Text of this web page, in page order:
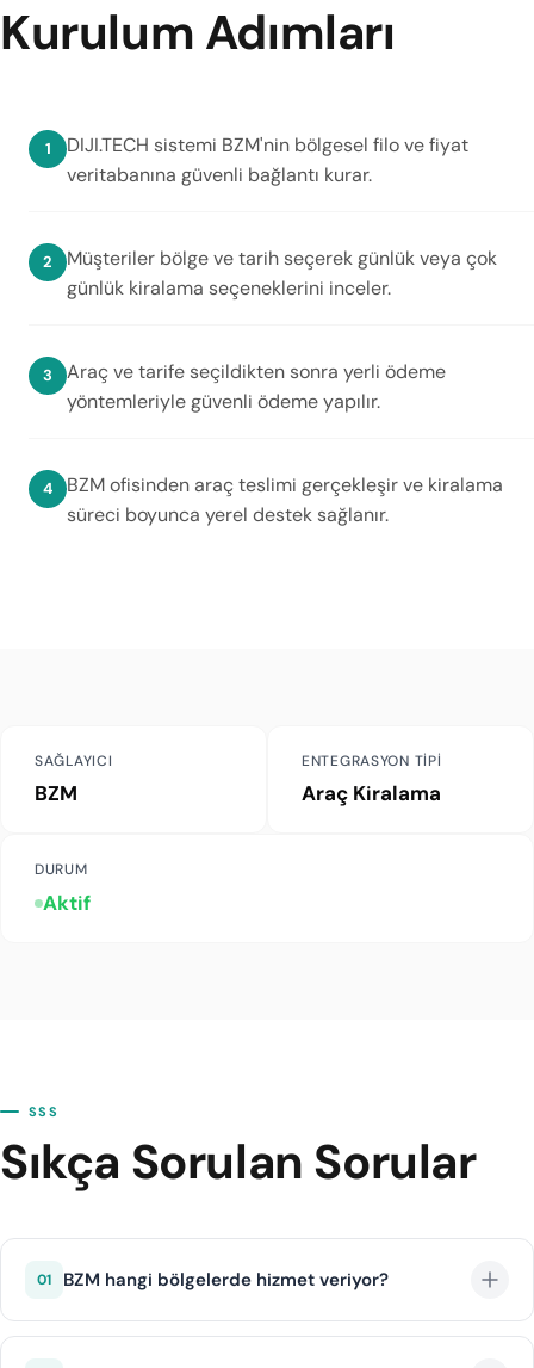
Kurulum Adımları
DIJI.TECH sistemi BZM'nin bölgesel filo ve fiyat
veritabanına güvenli bağlantı kurar.
Müşteriler bölge ve tarih seçerek günlük veya çok
günlük kiralama seçeneklerini inceler.
Araç ve tarife seçildikten sonra yerli ödeme
yöntemleriyle güvenli ödeme yapılır.
BZM ofisinden araç teslimi gerçekleşir ve kiralama
süreci boyunca yerel destek sağlanır.
SAĞLAYICI
BZM
ENTEGRASYON TIPI
Araç Kiralama
DURUM
Aktif
SSS
Sıkça Sorulan Sorular
01 BZM hangi bölgelerde hizmet veriyor?
BZM belirli bölgelerde yoğunlaşmış bir operatördür.